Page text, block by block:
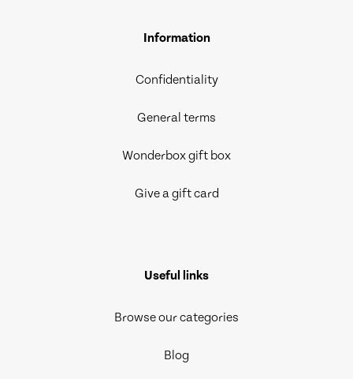
Information
Confidentiality
General terms
Wonderbox gift box
Give a gift card
Useful links
Browse our categories
Blog